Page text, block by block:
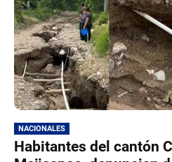
NACIONALES
Habitantes del cantón